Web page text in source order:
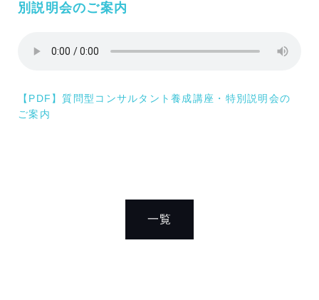
別説明会のご案内
【PDF】質問型コンサルタント養成講座・特別説明会の
ご案内
一覧